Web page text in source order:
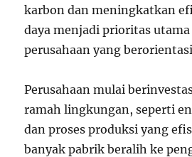
karbon dan meningkatkan
daya menjadi prioritas
perusahaan yang
Perusahaan mulai
ramah lingkungan, seperti
dan proses produksi yang
banyak pabrik beralih ke